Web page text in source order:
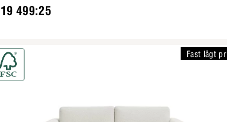
19 499:25
Fast lågt